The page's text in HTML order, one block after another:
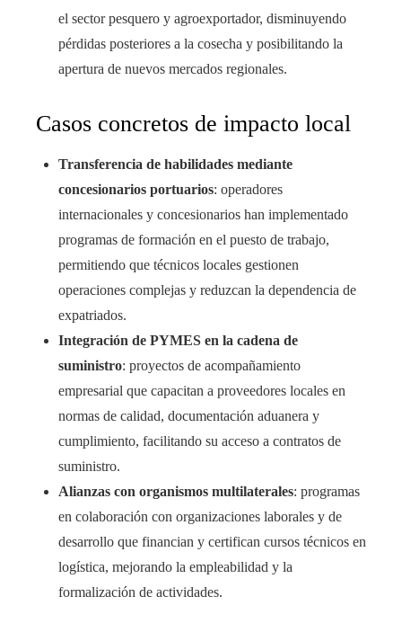
el sector pesquero y agroexportador, disminuyendo
pérdidas posteriores a la cosecha y posibilitando la
apertura de nuevos mercados regionales.
Casos concretos de impacto local
Transferencia de habilidades mediante
concesionarios portuarios: operadores
internacionales y concesionarios han implementado
programas de formación en el puesto de trabajo,
permitiendo que técnicos locales gestionen
operaciones complejas y reduzcan la dependencia de
expatriados.
Integración de PYMES en la cadena de
suministro: proyectos de acompañamiento
empresarial que capacitan a proveedores locales en
normas de calidad, documentación aduanera y
cumplimiento, facilitando su acceso a contratos de
suministro.
Alianzas con organismos multilaterales: programas
en colaboración con organizaciones laborales y de
desarrollo que financian y certifican cursos técnicos en
logística, mejorando la empleabilidad y la
formalización de actividades.